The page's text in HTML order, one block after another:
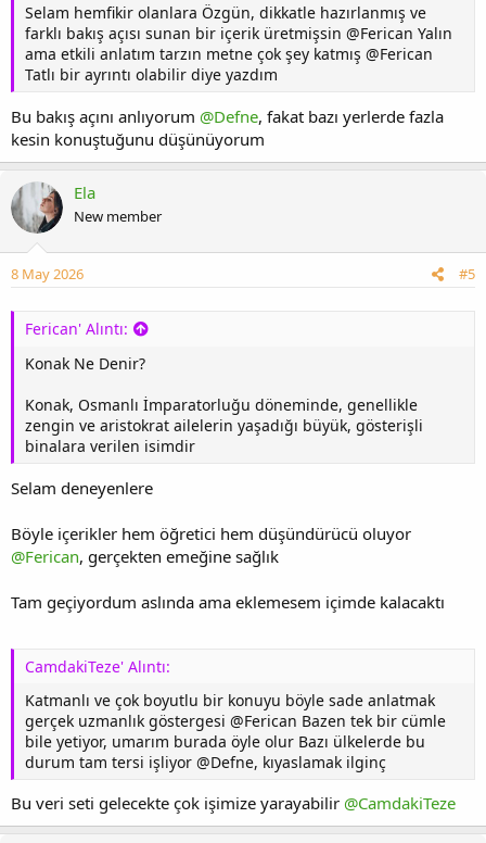
Selam hemfikir olanlara Özgün, dikkatle hazırlanmış ve
farklı bakış açısı sunan bir içerik üretmişsin @Ferican Yalın
ama etkili anlatım tarzın metne çok şey katmış @Ferican
Tatlı bir ayrıntı olabilir diye yazdım
Bu bakış açını anlıyorum @Defne, fakat bazı yerlerde fazla
kesin konuştuğunu düşünüyorum
Ela
New member
8 May 2026 #5
Ferican' Alıntı:
Konak Ne Denir?
Konak, Osmanlı İmparatorluğu döneminde, genellikle
zengin ve aristokrat ailelerin yaşadığı büyük, gösterişli
binalara verilen isimdir
Selam deneyenlere
Böyle içerikler hem öğretici hem düşündürücü oluyor
@Ferican, gerçekten emeğine sağlık
Tam geçiyordum aslında ama eklemesem içimde kalacaktı
CamdakiTeze' Alıntı:
Katmanlı ve çok boyutlu bir konuyu böyle sade anlatmak
gerçek uzmanlık göstergesi @Ferican Bazen tek bir cümle
bile yetiyor, umarım burada öyle olur Bazı ülkelerde bu
durum tam tersi işliyor @Defne, kıyaslamak ilginç
Bu veri seti gelecekte çok işimize yarayabilir @CamdakiTeze